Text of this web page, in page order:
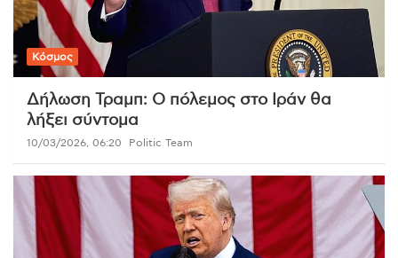
Κόσμος
Δήλωση Τραμπ: Ο πόλεμος στο Ιράν θα
λήξει σύντομα
10/03/2026, 06:20 Politic Team